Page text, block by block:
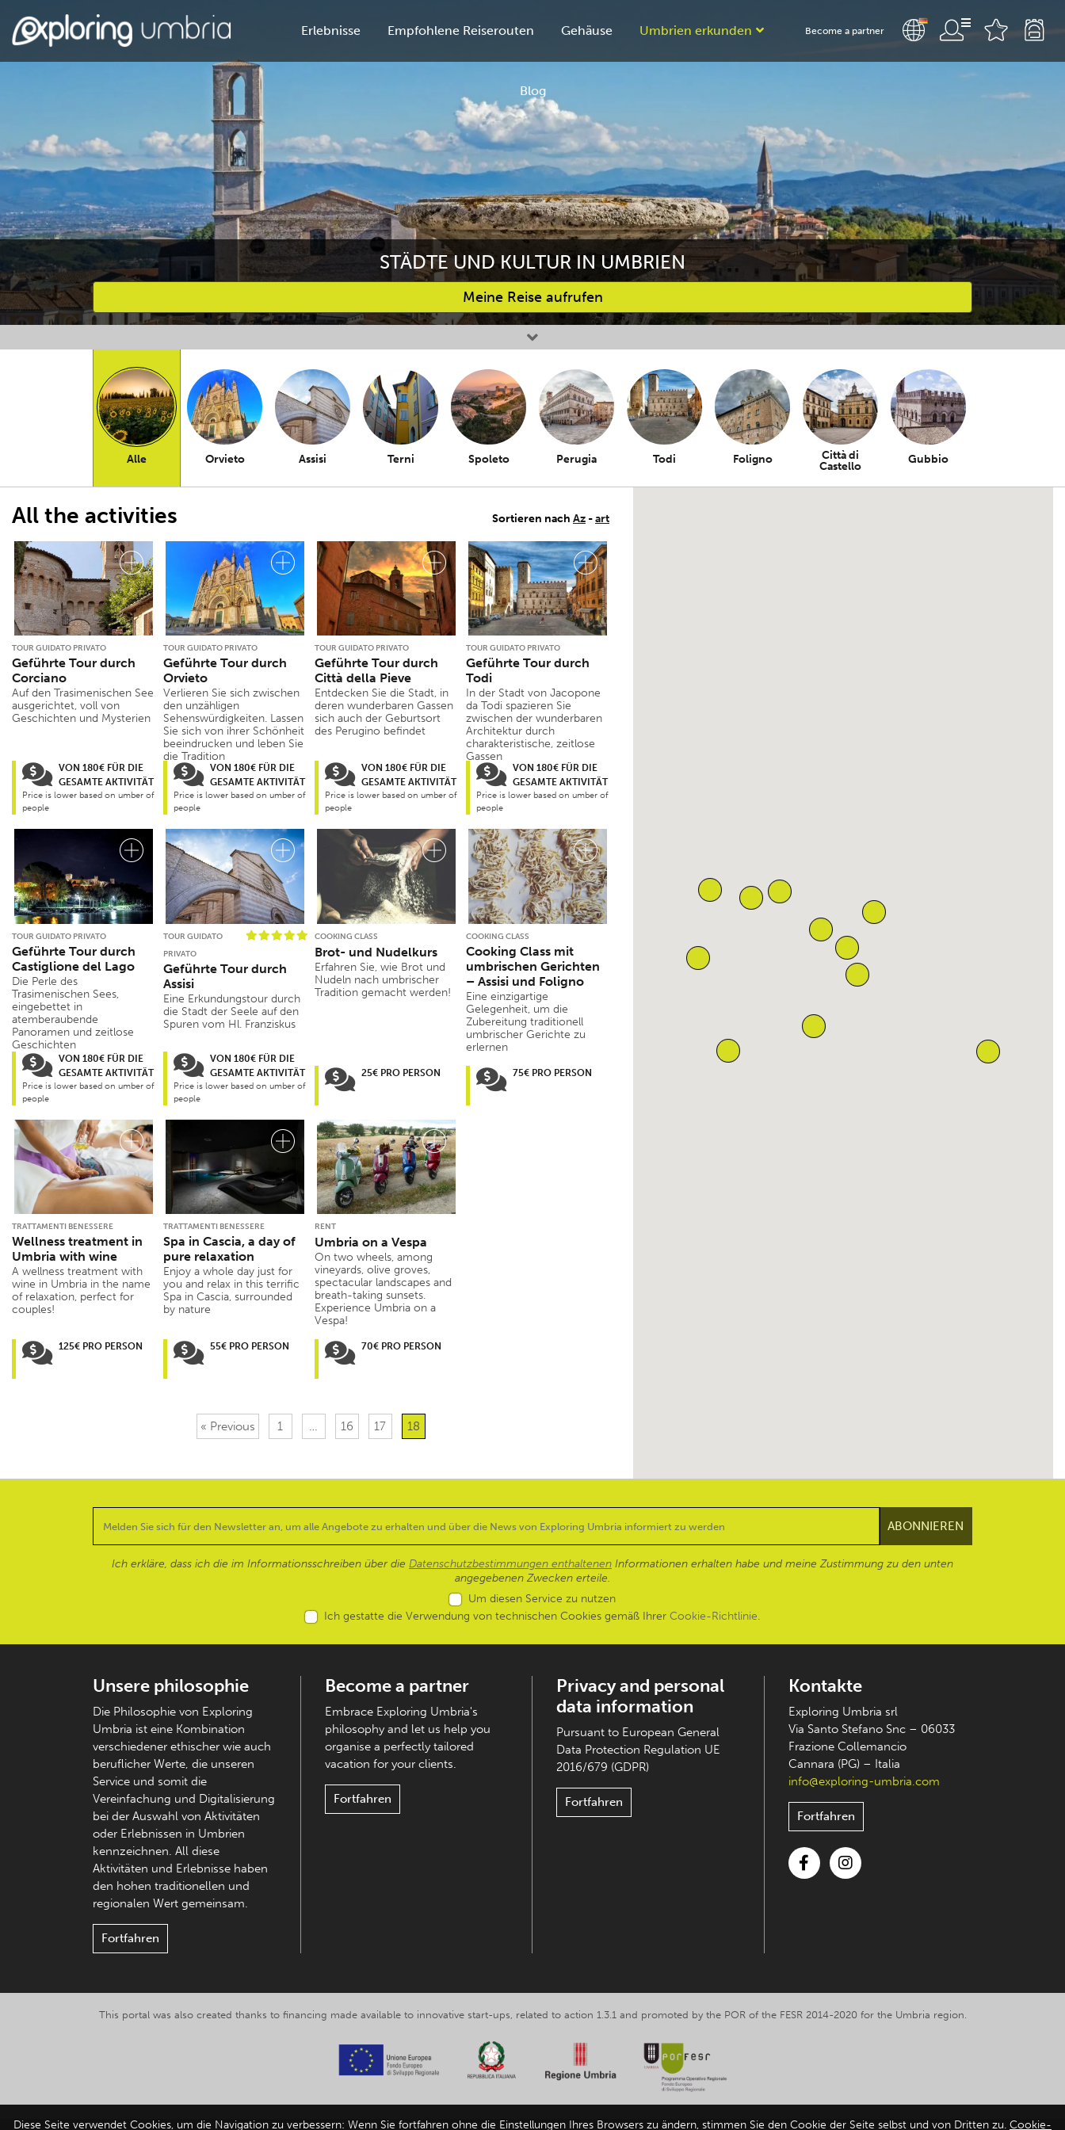
Erlebnisse Empfohlene Reiserouten Gehäuse Umbrien erkunden
Blog
Become a partner
STÄDTE UND KULTUR IN UMBRIEN
Meine Reise aufrufen
Bevorzugte Aktivitäten
Alle Orvieto Assisi Terni Spoleto Perugia Todi Foligno
Città di
Castello
Gubbio
Sortieren nach Az -art
All the activities
TOUR GUIDATO PRIVATO
Geführte Tour durch
Corciano
Auf den Trasimenischen See
ausgerichtet, voll von
Geschichten und Mysterien
VON 180€ FÜR DIE
GESAMTE AKTIVITÄT
Price is lower based on umber of
people
TOUR GUIDATO PRIVATO
Geführte Tour durch
Orvieto
Verlieren Sie sich zwischen
den unzähligen
Sehenswürdigkeiten. Lassen
Sie sich von ihrer Schönheit
beeindrucken und leben Sie
die Tradition
VON 180€ FÜR DIE
GESAMTE AKTIVITÄT
Price is lower based on umber of
people
TOUR GUIDATO PRIVATO
Geführte Tour durch
Città della Pieve
Entdecken Sie die Stadt, in
deren wunderbaren Gassen
sich auch der Geburtsort
des Perugino befindet
VON 180€ FÜR DIE
GESAMTE AKTIVITÄT
Price is lower based on umber of
people
TOUR GUIDATO PRIVATO
Geführte Tour durch
Todi
In der Stadt von Jacopone
da Todi spazieren Sie
zwischen der wunderbaren
Architektur durch
charakteristische, zeitlose
Gassen
VON 180€ FÜR DIE
GESAMTE AKTIVITÄT
Price is lower based on umber of
people
TOUR GUIDATO PRIVATO
Geführte Tour durch
Castiglione del Lago
Die Perle des
Trasimenischen Sees,
eingebettet in
atemberaubende
Panoramen und zeitlose
Geschichten
VON 180€ FÜR DIE
GESAMTE AKTIVITÄT
Price is lower based on umber of
people
TOUR GUIDATO
PRIVATO
Geführte Tour durch
Assisi
Eine Erkundungstour durch
die Stadt der Seele auf den
Spuren vom Hl. Franziskus
VON 180€ FÜR DIE
GESAMTE AKTIVITÄT
Price is lower based on umber of
people
COOKING CLASS
Brot- und Nudelkurs
Erfahren Sie, wie Brot und
Nudeln nach umbrischer
Tradition gemacht werden!
25€ PRO PERSON
COOKING CLASS
Cooking Class mit
umbrischen Gerichten
– Assisi und Foligno
Eine einzigartige
Gelegenheit, um die
Zubereitung traditionell
umbrischer Gerichte zu
erlernen
75€ PRO PERSON
TRATTAMENTI BENESSERE
Wellness treatment in
Umbria with wine
A wellness treatment with
wine in Umbria in the name
of relaxation, perfect for
couples!
125€ PRO PERSON
TRATTAMENTI BENESSERE
Spa in Cascia, a day of
pure relaxation
Enjoy a whole day just for
you and relax in this terrific
Spa in Cascia, surrounded
by nature
55€ PRO PERSON
RENT
Umbria on a Vespa
On two wheels, among
vineyards, olive groves,
spectacular landscapes and
breath-taking sunsets.
Experience Umbria on a
Vespa!
70€ PRO PERSON
« Previous 1 … 16 17 18
Ich erkläre, dass ich die im Informationsschreiben über die Datenschutzbestimmungen enthaltenen Informationen erhalten habe und meine Zustimmung zu den unten
angegebenen Zwecken erteile.
Um diesen Service zu nutzen
Ich gestatte die Verwendung von technischen Cookies gemäß Ihrer Cookie-Richtlinie.
Unsere philosophie
Die Philosophie von Exploring
Umbria ist eine Kombination
verschiedener ethischer wie auch
beruflicher Werte, die unseren
Service und somit die
Vereinfachung und Digitalisierung
bei der Auswahl von Aktivitäten
oder Erlebnissen in Umbrien
kennzeichnen. All diese
Aktivitäten und Erlebnisse haben
den hohen traditionellen und
regionalen Wert gemeinsam.
Fortfahren
Become a partner
Embrace Exploring Umbria's
philosophy and let us help you
organise a perfectly tailored
vacation for your clients.
Fortfahren
Privacy and personal
data information
Pursuant to European General
Data Protection Regulation UE
2016/679 (GDPR)
Fortfahren
Kontakte
Exploring Umbria srl
Via Santo Stefano Snc – 06033
Frazione Collemancio
Cannara (PG) – Italia
info@exploring-umbria.com
Fortfahren
This portal was also created thanks to financing made available to innovative start-ups, related to action 1.3.1 and promoted by the POR of the FESR 2014-2020 for the Umbria region.
Diese Seite verwendet Cookies, um die Navigation zu verbessern: Wenn Sie fortfahren ohne die Einstellungen Ihres Browsers zu ändern, stimmen Sie den Cookie der Seite selbst und von Dritten zu. Cookie-